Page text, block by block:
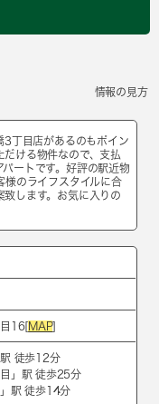
情報の見方
3丁目店があるのもポイン
だける物件なので、支払
ートです。好評の駅近物
様のライフスタイルに合
します。お気に入りの
16[ MAP]
徒歩12分
」駅 徒歩25分
」駅 徒歩14分